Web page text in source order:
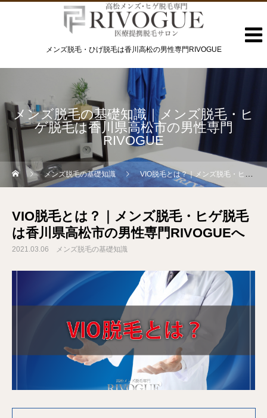
メンズ脱毛・ひげ脱毛は香川高松の男性専門RIVOGUE
メンズ脱毛の基礎知識｜メンズ脱毛・ヒ
ゲ脱毛は香川県高松市の男性専門
RIVOGUE
メンズ脱毛の基礎知識 VIO脱毛とは？｜メンズ脱毛・ヒゲ脱毛は香川県高松市の男性専門RIVOGUEへ
VIO脱毛とは？｜メンズ脱毛・ヒゲ脱毛
は香川県高松市の男性専門RIVOGUEへ
2021.03.06 メンズ脱毛の基礎知識